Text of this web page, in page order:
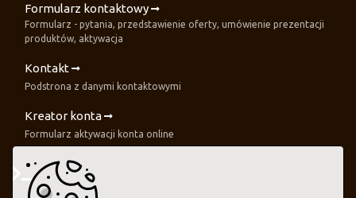
Formularz kontaktowy
Formularz - pytania, przedstawienie oferty, umówienie prezentacji
produktów, aktywacja
Kontakt
Podstrona z danymi kontaktowymi
Kreator konta
Formularz aktywacji konta online